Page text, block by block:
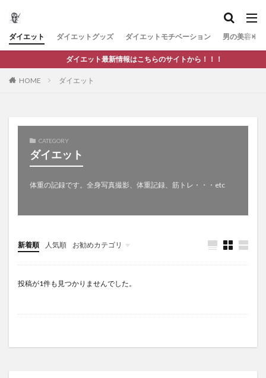
ダイエット ダイエットグッズ ダイエットモチベーション 男の美容
ダイエット最新情報はこちらのサイトから！！！
HOME ダイエット
CATEGORY
ダイエット
体重の記録です。全身写真撮影、体重記録、筋トレ・・・etc
新着順 人気順 お勧めカテゴリ
Uncategorized
投稿が1件も見つかりませんでした。